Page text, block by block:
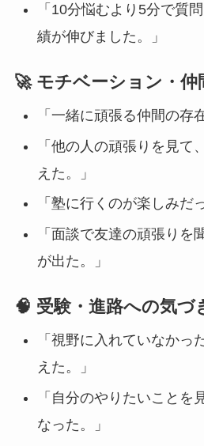
「10分悩むより5分で質
績が伸びました。」
🚀 モチベーション・仲
「一緒に頑張る仲間の存
「他の人の頑張りを見て
えた。」
「塾に行くのが楽しみだ
「面談で友達の頑張りを
が出た。」
🧠 受験・進路への気づ
「視野に入れていなかっ
えた。」
「自分のやりたいことを
なった。」